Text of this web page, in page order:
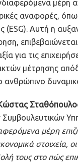
μέρη
αναφορές,
(ESG). Αυτή η
για τις
μέτρησης
ανθρώπινο
μέρη
στοιχεία,
τους στο πώς